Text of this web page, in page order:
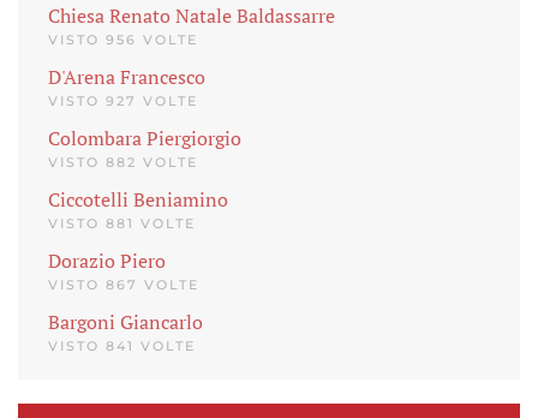
Chiesa Renato Natale Baldassarre
VISTO 956 VOLTE
D'Arena Francesco
VISTO 927 VOLTE
Colombara Piergiorgio
VISTO 882 VOLTE
Ciccotelli Beniamino
VISTO 881 VOLTE
Dorazio Piero
VISTO 867 VOLTE
Bargoni Giancarlo
VISTO 841 VOLTE